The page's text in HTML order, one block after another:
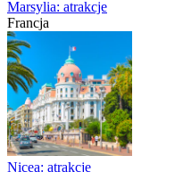
Marsylia: atrakcje
Francja
Nicea: atrakcje